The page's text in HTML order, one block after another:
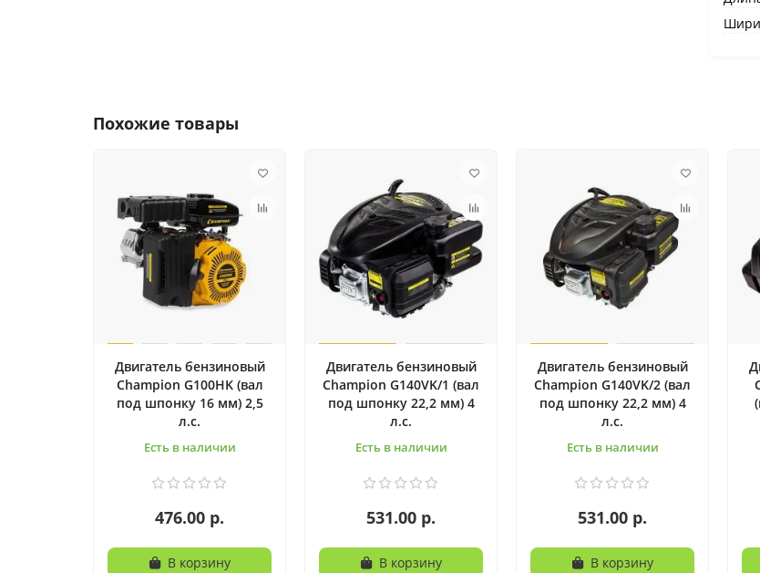
Похожие товары
Двигатель бензиновый
Champion G100HK (вал
под шпонку 16 мм) 2,5
л.с.
Есть в наличии
476.00 р.
В корзину
Двигатель бензиновый
Champion G140VK/1 (вал
под шпонку 22,2 мм) 4
л.с.
Есть в наличии
531.00 р.
В корзину
Двигатель бензиновый
Champion G140VK/2 (вал
под шпонку 22,2 мм) 4
л.с.
Есть в наличии
531.00 р.
В корзину